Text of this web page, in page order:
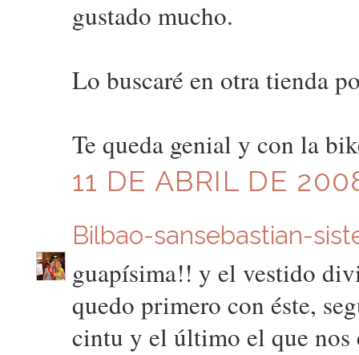
gustado mucho.
Lo buscaré en otra tienda
Te queda genial y con la
11 DE ABRIL DE
Bilbao-sansebastian-
guapísima!! y el vestido
quedo primero con éste,
cintu y el último el que nos